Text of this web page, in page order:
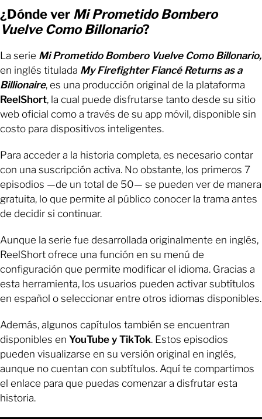
¿Dónde ver Mi Prometido Bombero
Vuelve Como Billonario?
La serie Mi Prometido Bombero Vuelve Como Billonario,
en inglés titulada My Firefighter Fiancé Returns as a
Billionaire, es una producción original de la plataforma
ReelShort, la cual puede disfrutarse tanto desde su sitio
web oficial como a través de su app móvil, disponible sin
costo para dispositivos inteligentes.
Para acceder a la historia completa, es necesario contar
con una suscripción activa. No obstante, los primeros 7
episodios —de un total de 50— se pueden ver de manera
gratuita, lo que permite al público conocer la trama antes
de decidir si continuar.
Aunque la serie fue desarrollada originalmente en inglés,
ReelShort ofrece una función en su menú de
configuración que permite modificar el idioma. Gracias a
esta herramienta, los usuarios pueden activar subtítulos
en español o seleccionar entre otros idiomas disponibles.
Además, algunos capítulos también se encuentran
disponibles en YouTube y TikTok. Estos episodios
pueden visualizarse en su versión original en inglés,
aunque no cuentan con subtítulos. Aquí te compartimos
el enlace para que puedas comenzar a disfrutar esta
historia.